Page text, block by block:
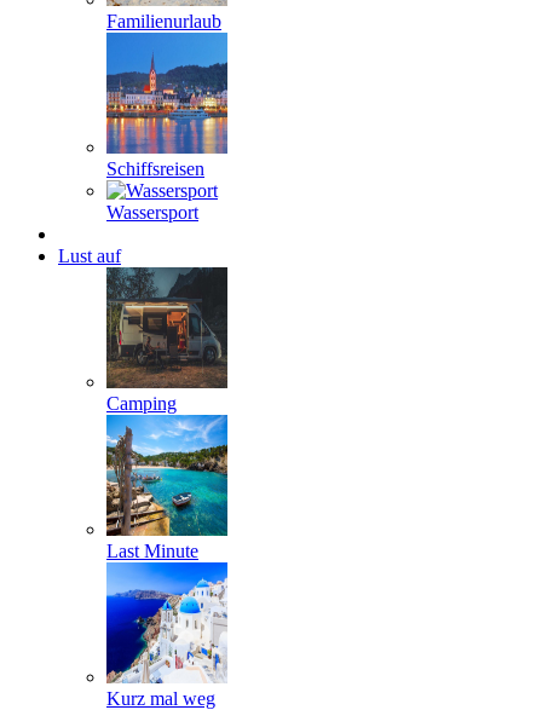
Familienurlaub
Schiffsreisen
Wassersport
Lust auf
Camping
Last Minute
Kurz mal weg